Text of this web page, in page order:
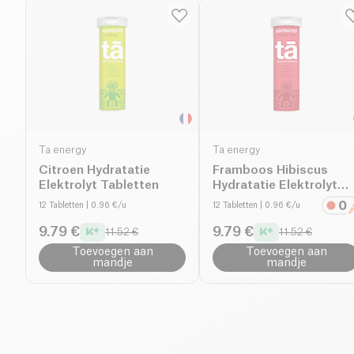
Ta energy
Citroen Hydratatie
Elektrolyt Tabletten
12 Tabletten | 0.96 €/u
9.79 € 11.52 €
Toevoegen aan
mandje
Ta energy
Framboos Hibiscus
Hydratatie Elektrolyt
Tabletten
12 Tabletten | 0.96 €/u
9.79 € 11.52 €
Toevoegen aan
mandje